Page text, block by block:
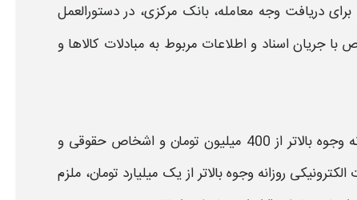
دریافت وجه معامله، بانک مرکزی، در دستورالعمل
جریان اسناد و اطلاعات مربوط به مبادلات کالاها و
به موجب این دستورالعمل، اشخاص حقیقی، برای انتقال وجه روزانه وجوه بالاتر از 400 میلیون تومان و اشخاص حقوقی و
روزانه وجوه بالاتر از یک میلیارد تومان، ملزم